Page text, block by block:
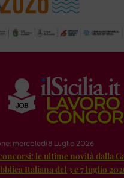
mercoledì 8 Luglio 2026
le ultime novità dalla
Italiana del 3 e 7 luglio